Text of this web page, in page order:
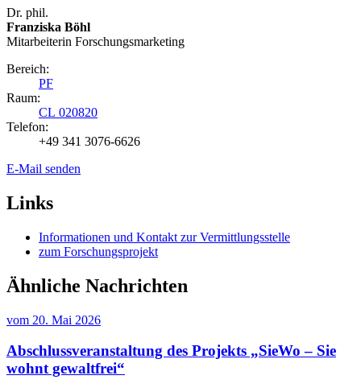
Dr. phil.
Franziska Böhl
Mitarbeiterin Forschungsmarketing
Bereich:
PF
Raum:
CL 020820
Telefon:
+49 341 3076-6626
E-Mail senden
Links
Informationen und Kontakt zur Vermittlungsstelle
zum Forschungsprojekt
Ähnliche Nachrichten
vom 20. Mai 2026
Abschlussveranstaltung des Projekts „SieWo – Sie
wohnt gewaltfrei“